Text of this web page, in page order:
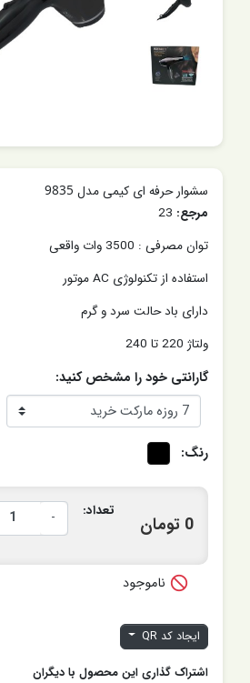
سشوار حرفه ای کیمی مدل 9835
مرجع:
توان مصرفی : 3500 وات واقعی
استفاده از تکنولوژی AC موتور
دارای باد حالت سرد و گرم
ولتاژ 220 تا 240
گارانتی خود را مشخص کنید:
رنگ:
0 تومان
تعداد: -
 ناموجود
ایجاد کد QR
اشتراک گذاری این محصول با دیگران